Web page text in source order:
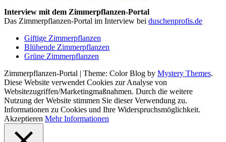
Interview mit dem Zimmerpflanzen-Portal
Das Zimmerpflanzen-Portal im Interview bei duschenprofis.de
Giftige Zimmerpflanzen
Blühende Zimmerpflanzen
Grüne Zimmerpflanzen
Zimmerpflanzen-Portal | Theme: Color Blog by Mystery Themes.
Diese Website verwendet Cookies zur Analyse von
Websitezugriffen/Marketingmaßnahmen. Durch die weitere
Nutzung der Website stimmen Sie dieser Verwendung zu.
Informationen zu Cookies und Ihre Widerspruchsmöglichkeit.
Akzeptieren Mehr Informationen